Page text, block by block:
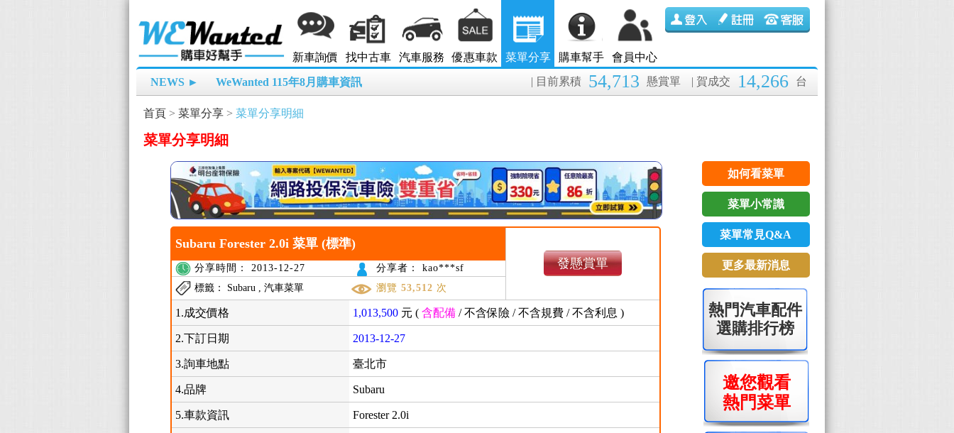
新車詢價 找中古車 汽車服務 優惠車款 菜單分享 購車幫手 會員中心
NEWS ► WeWanted 115年8月購車資訊 | 賀成交 14,266 台
| 目前累積 54,713 懸賞單
首頁 > 菜單分享 > 菜單分享明細
菜單分享明細
Subaru Forester 2.0i 菜單 (標準)
發懸賞單
分享時間： 2013-12-27
分享者： kao***sf
標籤： Subaru , 汽車菜單
瀏覽 53,512 次
1.成交價格 1,013,500 元 (含配備 /不含保險 /不含規費 /不含利息 )
2.下訂日期 2013-12-27
3.詢車地點 臺北市
4.品牌 Subaru
5.車款資訊 Forester 2.0i
如何看菜單
菜單小常識
菜單常見Q&A
更多最新消息
熱門汽車配件
選購排行榜
邀您觀看
熱門菜單